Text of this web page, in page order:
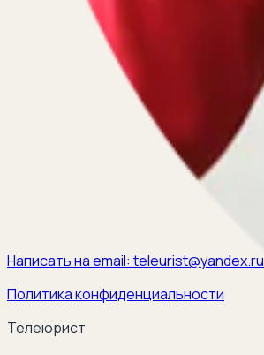
Написать на email: teleurist@yandex.ru
Политика конфиденциальности
Телеюрист